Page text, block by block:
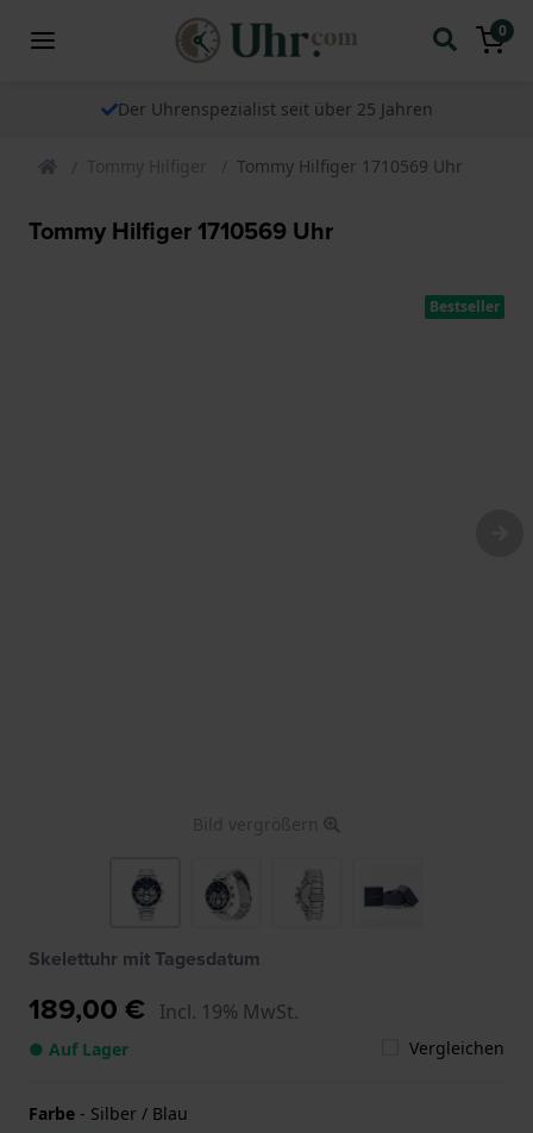
0
Der Uhrenspezialist seit über 25 Jahren
Tommy Hilfiger Tommy Hilfiger 1710569 Uhr
Tommy Hilfiger 1710569 Uhr
Bestseller
Bild vergrößern
Skelettuhr mit Tagesdatum
189,00 € Incl. 19% MwSt.
● Auf Lager Vergleichen
Farbe - Silber / Blau